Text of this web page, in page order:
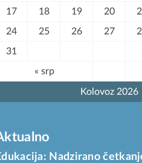
Kolovoz 2026
17 18 19 20
24 25 26 27
31
« srp
Nadzirano